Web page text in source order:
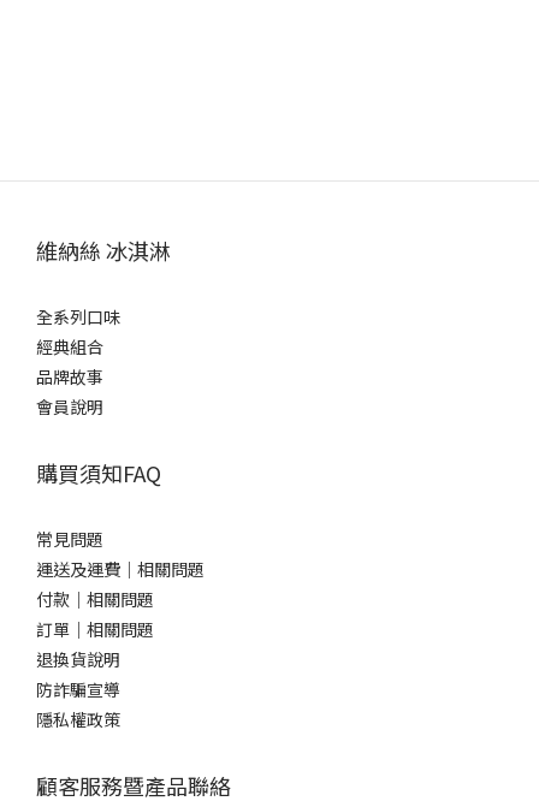
維納絲 冰淇淋
全系列口味
經典組合
品牌故事
會員說明
購買須知FAQ
常見問題
運送及運費｜相關問題
付款｜相關問題
訂單｜相關問題
退換貨說明
防詐騙宣導
隱私權政策
顧客服務暨產品聯絡